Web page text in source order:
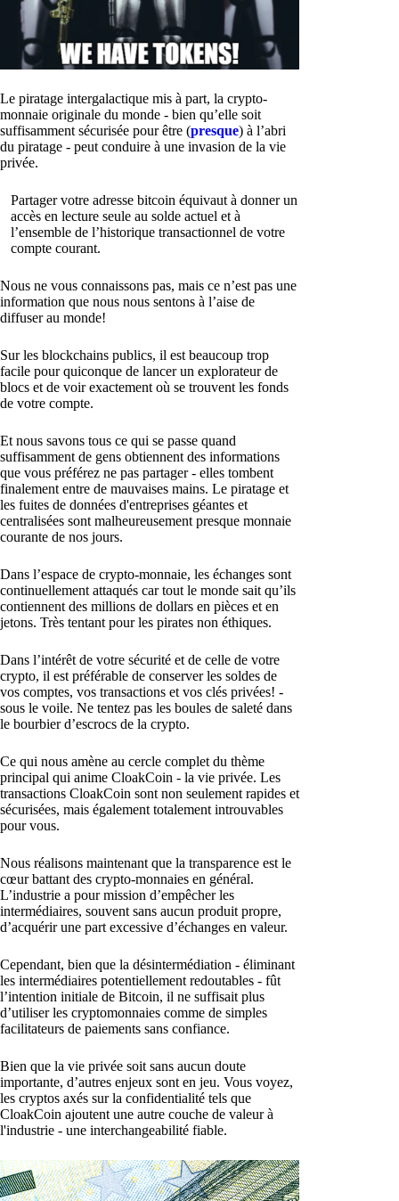
Le piratage intergalactique mis à part, la crypto-
monnaie originale du monde - bien qu’elle soit
suffisamment sécurisée pour être (presque) à l’abri
du piratage - peut conduire à une invasion de la vie
privée.
Partager votre adresse bitcoin équivaut à donner un
accès en lecture seule au solde actuel et à
l’ensemble de l’historique transactionnel de votre
compte courant.
Nous ne vous connaissons pas, mais ce n’est pas une
information que nous nous sentons à l’aise de
diffuser au monde!
Sur les blockchains publics, il est beaucoup trop
facile pour quiconque de lancer un explorateur de
blocs et de voir exactement où se trouvent les fonds
de votre compte.
Et nous savons tous ce qui se passe quand
suffisamment de gens obtiennent des informations
que vous préférez ne pas partager - elles tombent
finalement entre de mauvaises mains. Le piratage et
les fuites de données d'entreprises géantes et
centralisées sont malheureusement presque monnaie
courante de nos jours.
Dans l’espace de crypto-monnaie, les échanges sont
continuellement attaqués car tout le monde sait qu’ils
contiennent des millions de dollars en pièces et en
jetons. Très tentant pour les pirates non éthiques.
Dans l’intérêt de votre sécurité et de celle de votre
crypto, il est préférable de conserver les soldes de
vos comptes, vos transactions et vos clés privées! -
sous le voile. Ne tentez pas les boules de saleté dans
le bourbier d’escrocs de la crypto.
Ce qui nous amène au cercle complet du thème
principal qui anime CloakCoin - la vie privée. Les
transactions CloakCoin sont non seulement rapides et
sécurisées, mais également totalement introuvables
pour vous.
Nous réalisons maintenant que la transparence est le
cœur battant des crypto-monnaies en général.
L’industrie a pour mission d’empêcher les
intermédiaires, souvent sans aucun produit propre,
d’acquérir une part excessive d’échanges en valeur.
Cependant, bien que la désintermédiation - éliminant
les intermédiaires potentiellement redoutables - fût
l’intention initiale de Bitcoin, il ne suffisait plus
d’utiliser les cryptomonnaies comme de simples
facilitateurs de paiements sans confiance.
Bien que la vie privée soit sans aucun doute
importante, d’autres enjeux sont en jeu. Vous voyez,
les cryptos axés sur la confidentialité tels que
CloakCoin ajoutent une autre couche de valeur à
l'industrie - une interchangeabilité fiable.